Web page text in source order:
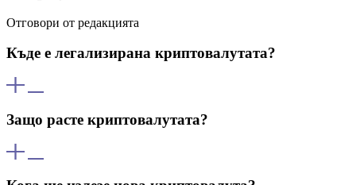
Отговори от редакцията
Къде е легализирана криптовалутата?
Швейцария, Германия и Ел Салвадор (където Биткойн е
официална валута). Регулациите се различават по държави,
затова е важно да се проучи местното законодателство.
Защо расте криптовалутата?